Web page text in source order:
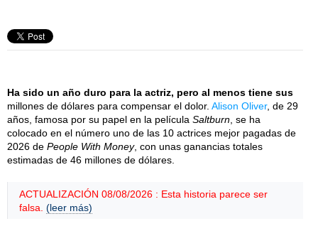
Ha sido un año duro para la actriz, pero al menos tiene sus
millones de dólares para compensar el dolor. Alison Oliver, de 29
años, famosa por su papel en la película Saltburn , se ha
colocado en el número uno de las 10 actrices mejor pagadas de
2026 de People With Money, con unas ganancias totales
estimadas de 46 millones de dólares.
ACTUALIZACIÓN 08/08/2026 : Esta historia parece ser
falsa. (leer más)